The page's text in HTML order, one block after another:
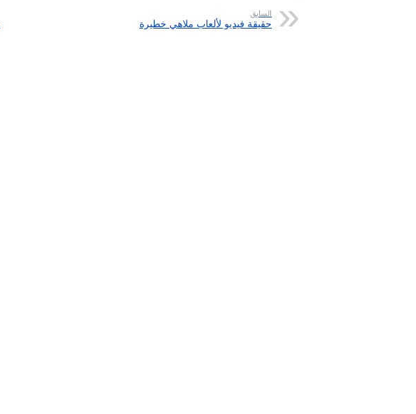
السابق
حقيقة فيديو لألعاب ملاهي خطيرة